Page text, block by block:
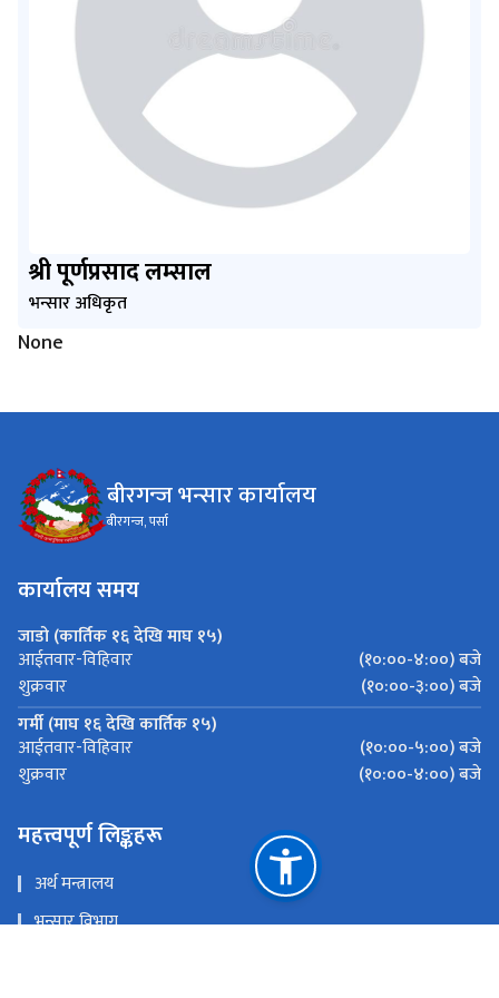
श्री पूर्णप्रसाद लम्साल
भन्सार अधिकृत
None
बीरगन्ज भन्सार कार्यालय
बीरगन्ज, पर्सा
कार्यालय समय
जाडो (कार्तिक १६ देखि माघ १५)
आईतवार-विहिवार
(१०:००-४:००) बजे
शुक्रवार
(१०:००-३:००) बजे
गर्मी (माघ १६ देखि कार्तिक १५)
आईतवार-विहिवार
(१०:००-५:००) बजे
शुक्रवार
(१०:००-४:००) बजे
महत्त्वपूर्ण लिङ्कहरू
अर्थ मन्त्रालय
भन्सार विभाग